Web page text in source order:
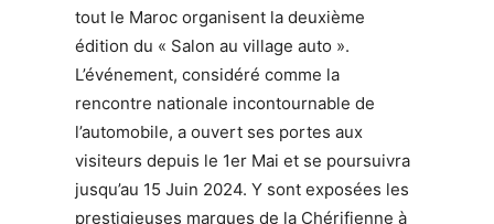
tout le Maroc organisent la deuxième
édition du « Salon au village auto ».
L’événement, considéré comme la
rencontre nationale incontournable de
l’automobile, a ouvert ses portes aux
visiteurs depuis le 1er Mai et se poursuivra
jusqu’au 15 Juin 2024. Y sont exposées les
prestigieuses marques de la Chérifienne à